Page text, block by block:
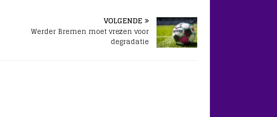
VOLGENDE
Werder Bremen moet vrezen voor
degradatie